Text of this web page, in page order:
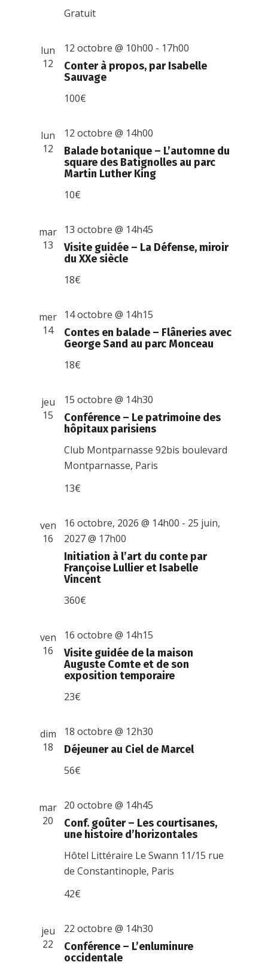
Gratuit
lun
12
Conter à propos, par Isabelle
Sauvage
12 octobre @ 10h00 - 17h00
100€
lun
12
Balade botanique – L’automne du
square des Batignolles au parc
Martin Luther King
12 octobre @ 14h00
10€
mar
13
Visite guidée – La Défense, miroir
du XXe siècle
13 octobre @ 14h45
18€
mer
14
Contes en balade – Flâneries avec
George Sand au parc Monceau
14 octobre @ 14h15
18€
jeu
15
Conférence – Le patrimoine des
hôpitaux parisiens
15 octobre @ 14h30
Club Montparnasse92bis boulevard
Montparnasse, Paris
13€
ven
16
Initiation à l’art du conte par
Françoise Lullier et Isabelle
Vincent
16 octobre, 2026 @ 14h00 - 25 juin,
2027 @ 17h00
360€
ven
16
Visite guidée de la maison
Auguste Comte et de son
exposition temporaire
16 octobre @ 14h15
23€
dim
18
Déjeuner au Ciel de Marcel
18 octobre @ 12h30
56€
mar
20
Conf. goûter – Les courtisanes,
une histoire d’horizontales
20 octobre @ 14h45
Hôtel Littéraire Le Swann 11/15 rue
de Constantinople, Paris
42€
jeu
22
Conférence – L’enluminure
occidentale
22 octobre @ 14h30